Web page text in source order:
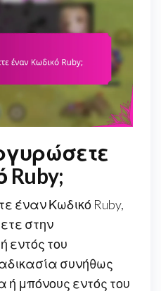
Ruby;
έναν Κωδικό Ruby,
στην
εντός του
συνήθως
ή μπόνους εντός του